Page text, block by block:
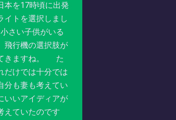
本を17時頃に出発
イトを選択しまし
い子供がいる
飛行機の選択肢が
きますね。 た
だけでは十分では
分も妻も考えてい
いいアイディアが
えていたのです